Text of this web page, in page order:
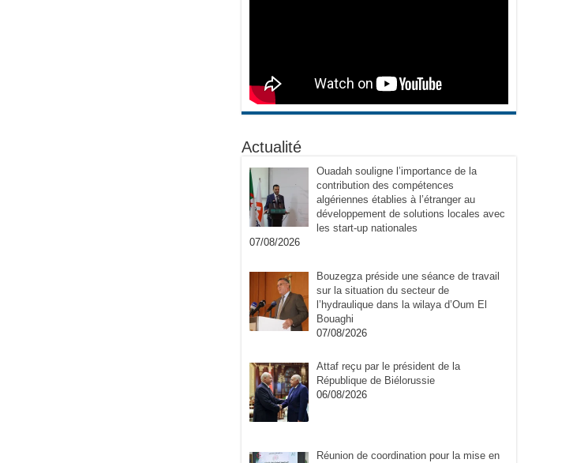
Actualité
Ouadah souligne l’importance de la
contribution des compétences
algériennes établies à l’étranger au
développement de solutions locales avec
les start-up nationales
07/08/2026
Bouzegza préside une séance de travail
sur la situation du secteur de
l’hydraulique dans la wilaya d’Oum El
Bouaghi
07/08/2026
Attaf reçu par le président de la
République de Biélorussie
06/08/2026
Réunion de coordination pour la mise en